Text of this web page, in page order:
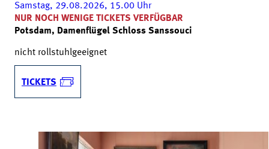
Samstag, 29.08.2026, 15.00 Uhr
NUR NOCH WENIGE TICKETS VERFÜGBAR
Potsdam, Damenflügel Schloss Sanssouci
nicht rollstuhlgeeignet
TICKETS